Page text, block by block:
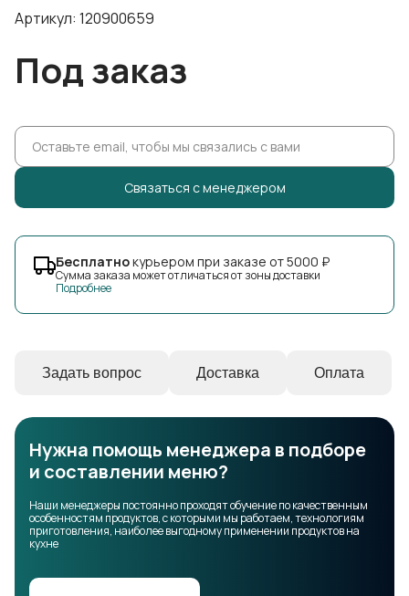
Артикул: 120900659
Под заказ
Cвязаться с менеджером
Бесплатнокурьером при заказе от 5000 ₽
Сумма заказа может отличаться от зоны доставки
Подробнее
Задать вопрос Доставка Оплата
Нужна помощь менеджера в подборе
и составлении меню?
Наши менеджеры постоянно проходят обучение по качественным
особенностям продуктов, с которыми мы работаем, технологиям
приготовления, наиболее выгодному применении продуктов на
кухне